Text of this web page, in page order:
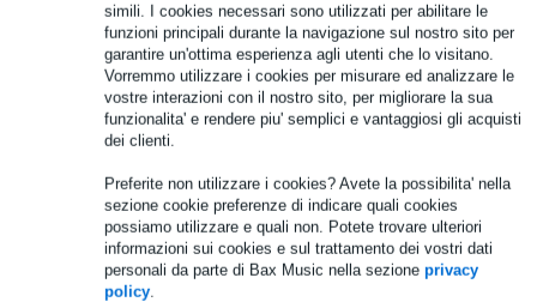
simili. I cookies necessari sono utilizzati per abilitare le
funzioni principali durante la navigazione sul nostro sito per
garantire un'ottima esperienza agli utenti che lo visitano.
Vorremmo utilizzare i cookies per misurare ed analizzare le
vostre interazioni con il nostro sito, per migliorare la sua
funzionalita' e rendere piu' semplici e vantaggiosi gli acquisti
dei clienti.
Preferite non utilizzare i cookies? Avete la possibilita' nella
sezione cookie preferenze di indicare quali cookies
possiamo utilizzare e quali non. Potete trovare ulteriori
informazioni sui cookies e sul trattamento dei vostri dati
personali da parte di Bax Music nella sezione privacy
policy.
Vedi anche (1)